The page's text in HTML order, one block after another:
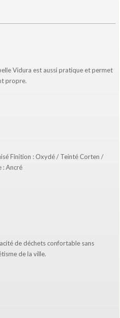
Vidura est aussi pratique et permet
propre.
Finition : Oxydé / Teinté Corten /
: Ancré
de déchets confortable sans
de la ville.